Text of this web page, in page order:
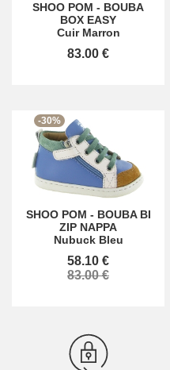
SHOO POM - BOUBA
BOX EASY
Cuir Marron
83.00 €
-30%
SHOO POM - BOUBA BI
ZIP NAPPA
Nubuck Bleu
58.10 €
83.00 €